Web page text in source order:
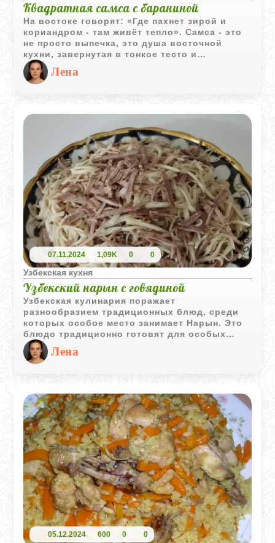
Квадратная самса с бараниной
На востоке говорят: «Где пахнет зирой и
кориандром - там живёт тепло». Самса - это
не просто выпечка, это душа восточной
кухни, завернутая в тонкое тесто и
наполненная щедрой начинкой. Ароматная,
сочная, с хрустящей корочкой - самса с
бараниной давно стала любимицей не только
на восточных базарах, но и в домашних
простоты и насыщенного вкуса.
Лена
07.11.2024 1,09K 0 0
Узбекская кухня
Узбекский нарын с говядиной
Узбекская кулинария поражает
разнообразием традиционных блюд, среди
которых особое место занимает Нарын. Это
блюдо традиционно готовят для особых
случаев, таких как свадьбы и праздники.
Нарын может быть приготовлен из
различных видов мяса, включая конину и
говядину, а также из козы - варёной конской
Лена
05.12.2024 600 0 0